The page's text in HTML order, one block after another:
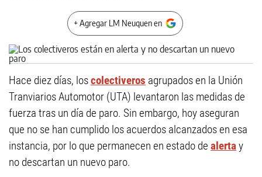
+ Agregar LM Neuquen en
Hace diez días, loscolectiveros agrupados en la Unión
Tranviarios Automotor (UTA) levantaron las medidas de
fuerza tras un día de paro. Sin embargo, hoy aseguran
que no se han cumplido los acuerdos alcanzados en esa
instancia, por lo que permanecen en estado de alertay
no descartan un nuevo paro.